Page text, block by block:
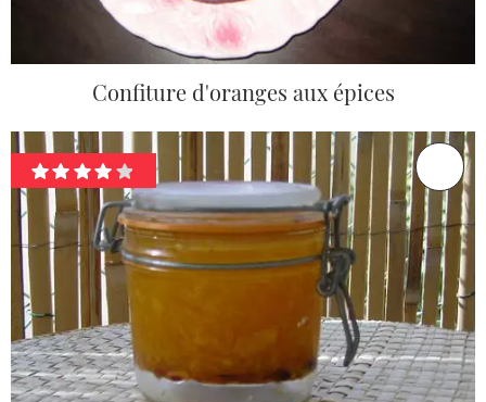
Confiture d'oranges aux épices